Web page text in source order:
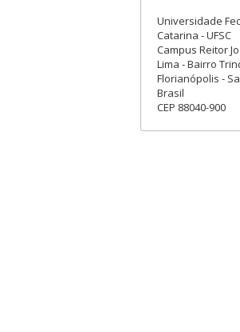
Universidade
Catarina - UFSC
Campus Reitor
Lima - Bairro
Florianópolis -
Brasil
CEP 88040-900